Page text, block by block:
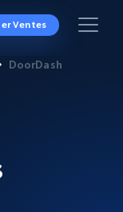
Ventes
DoorDash